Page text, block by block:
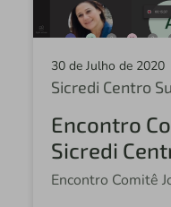
30 de Julho de 2020
Sicredi Centro
Encontro
Sicredi
Encontro Comitê